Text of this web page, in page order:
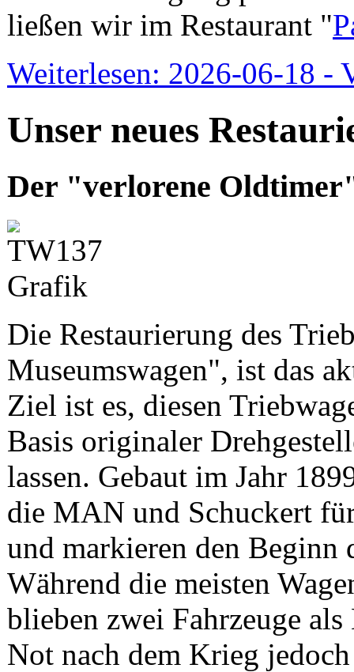
ließen wir im Restaurant "
Weiterlesen: 2026-06-18 -
Unser neues
Der "verlorene
Die Restaurierung des
Museumswagen", ist das
Ziel ist es, diesen
Basis originaler
lassen. Gebaut im Jahr
die MAN und Schuckert
und markieren den Beginn
Während die meisten
blieben zwei Fahrzeuge
Not nach dem Krieg